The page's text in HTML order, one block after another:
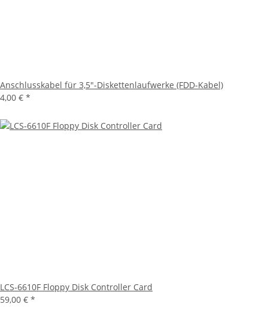
Anschlusskabel für 3,5"-Diskettenlaufwerke (FDD-Kabel)
4,00 € *
LCS-6610F Floppy Disk Controller Card
59,00 € *